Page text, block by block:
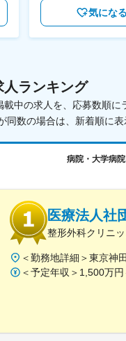
気になる
人ランキング
載中の求人を、応募数順に
同数の場合は、新着順に表
病院・大学病
医療法人社
整形外科クリニ